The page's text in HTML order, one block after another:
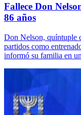
Fallece Don
86 años
Don Nelson, quíntuple
partidos como
informó su familia en